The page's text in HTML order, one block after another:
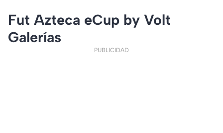
Fut Azteca eCup by Volt
Galerías
PUBLICIDAD